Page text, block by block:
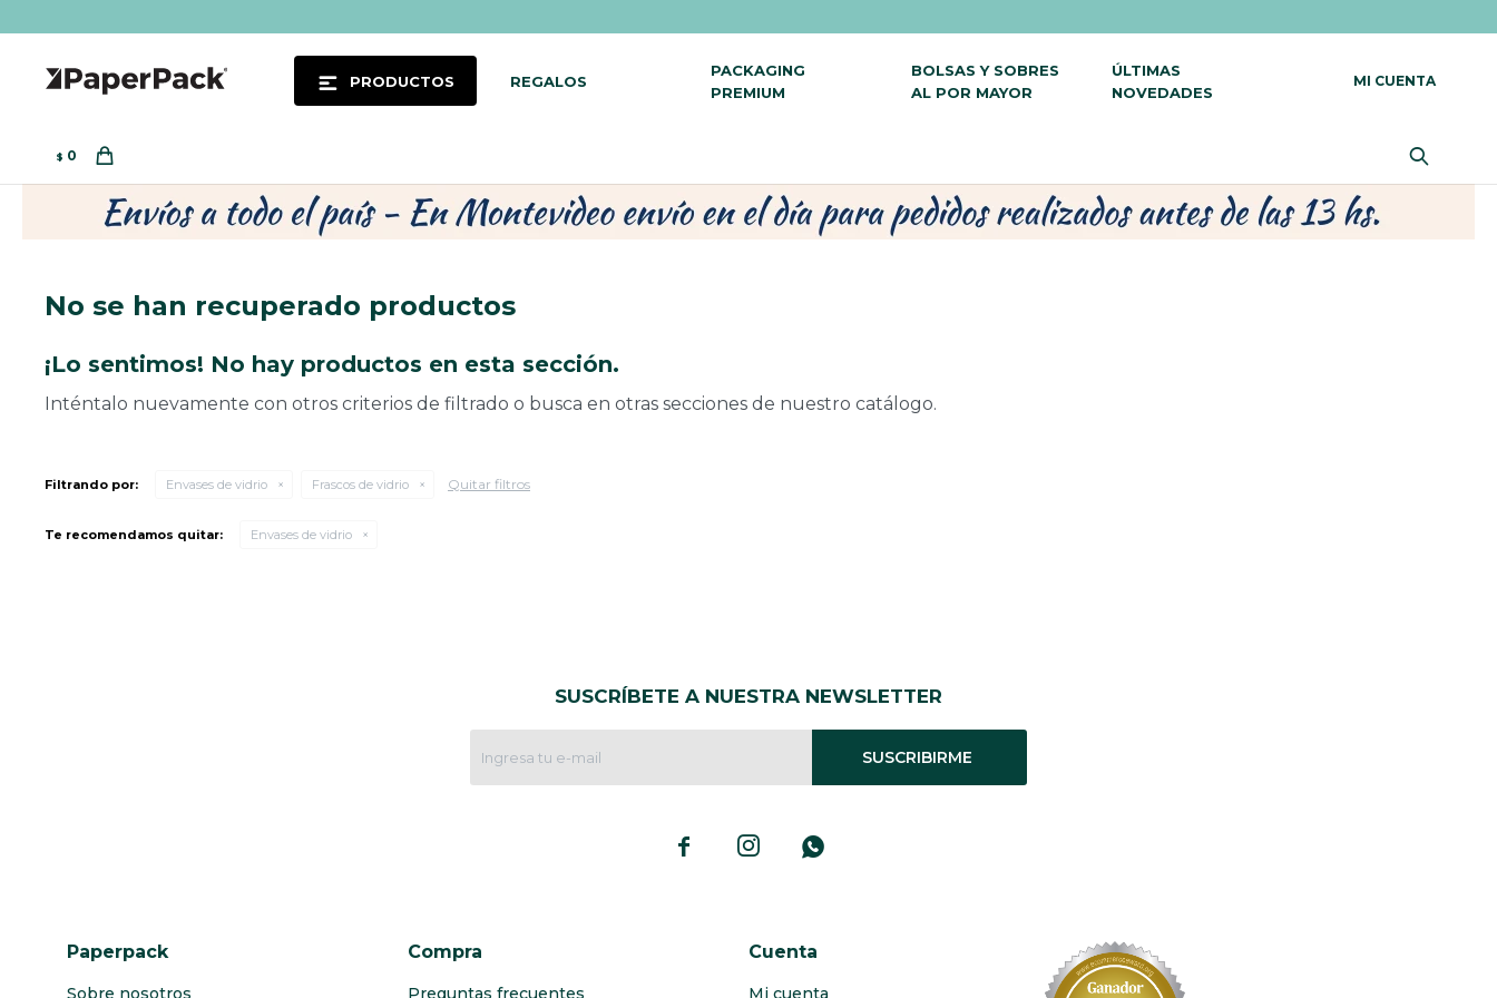
PRODUCTOS REGALOS
PACKAGING
PREMIUM
BOLSAS Y SOBRES
AL POR MAYOR
ÚLTIMAS
NOVEDADES
$ 0
No se han recuperado productos
¡Lo sentimos! No hay productos en esta sección.
Inténtalo nuevamente con otros criterios de filtrado o busca en otras secciones de nuestro catálogo.
Filtrando por: Envases de vidrio Frascos de vidrio Quitar filtros
Te recomendamos quitar: Envases de vidrio
SUSCRÍBETE A NUESTRA NEWSLETTER
SUSCRIBIRME
  
Paperpack
Sobre nosotros
Compra
Preguntas frecuentes
Cuenta
Mi cuenta